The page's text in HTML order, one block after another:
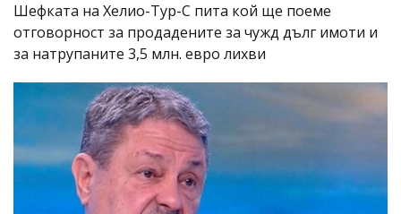
Шефката на Хелио-Тур-С пита кой ще поеме
отговорност за продадените за чужд дълг имоти и
за натрупаните 3,5 млн. евро лихви